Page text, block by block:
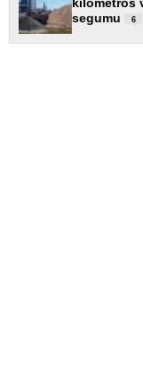
segumu
6